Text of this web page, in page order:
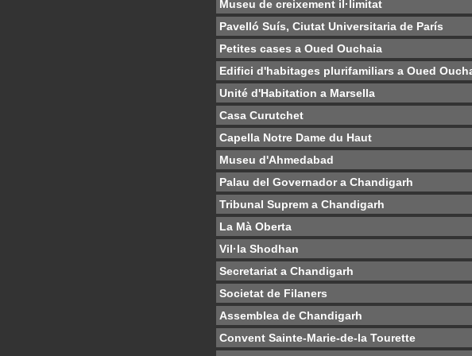
Museu de creixement il·limitat
Pavelló Suís, Ciutat Universitaria de París
Petites cases a Oued Ouchaia
Edifici d'habitages plurifamiliars a Oued
Unité d'Habitation a Marsella
Casa Curutchet
Capella Notre Dame du Haut
Museu d'Ahmedabad
Palau del Governador a Chandigarh
Tribunal Suprem a Chandigarh
La Mà Oberta
Vil·la Shodhan
Secretariat a Chandigarh
Societat de Filaners
Assemblea de Chandigarh
Convent Sainte-Marie-de-la Tourette